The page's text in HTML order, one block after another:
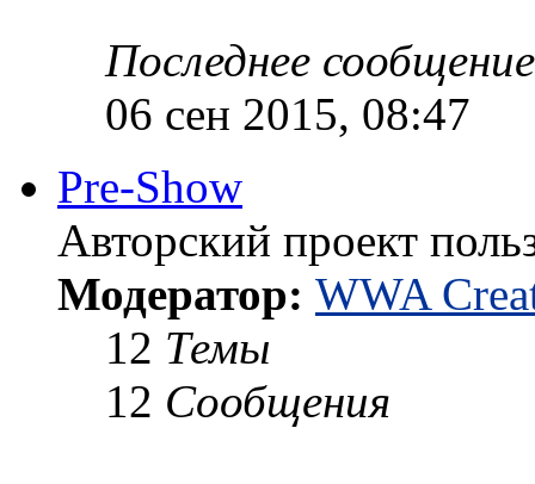
Последнее сообщение
06 сен 2015, 08:47
Pre-Show
Авторский проект
Модератор: WWA
12 Темы
12 Сообщения